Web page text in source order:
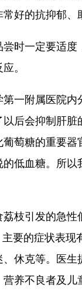
好的抗抑郁、
一定要适度
。
一附属医院内
后会抑制肝脏
葡萄糖的重要器
低血糖。所以
引发的急性
要的症状表现
休克等。医生
养不良者及儿